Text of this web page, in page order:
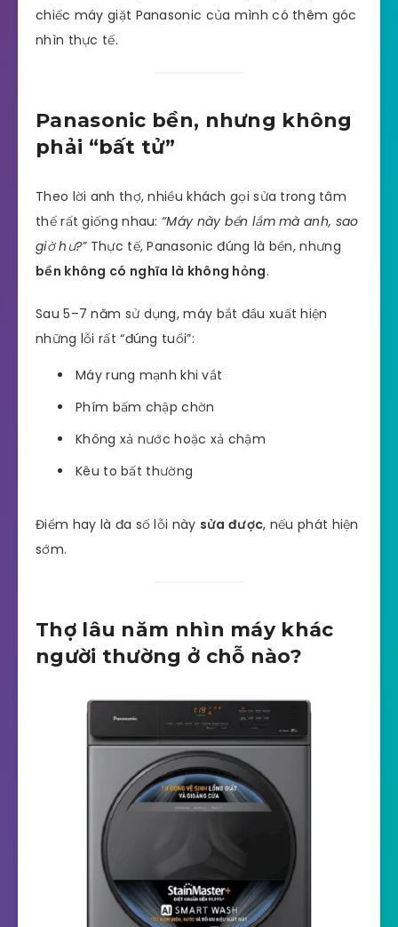
chiếc máy giặt Panasonic của mình có thêm góc
nhìn thực tế.
Panasonic bền, nhưng không
phải “bất tử”
Theo lời anh thợ, nhiều khách gọi sửa trong tâm
thế rất giống nhau: “Máy này bền lắm mà anh, sao
giờ hư?”Thực tế, Panasonic đúng là bền, nhưng
bền không có nghĩa là không hỏng.
Sau 5–7 năm sử dụng, máy bắt đầu xuất hiện
những lỗi rất “đúng tuổi”:
Máy rung mạnh khi vắt
Phím bấm chập chờn
Không xả nước hoặc xả chậm
Kêu to bất thường
Điểm hay là đa số lỗi này sửa được, nếu phát hiện
sớm.
Thợ lâu năm nhìn máy khác
người thường ở chỗ nào?